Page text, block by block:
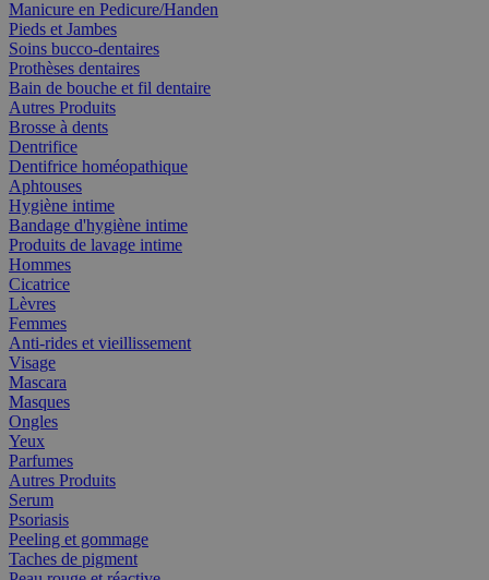
Manicure en Pedicure/Handen
Pieds et Jambes
Soins bucco-dentaires
Prothèses dentaires
Bain de bouche et fil dentaire
Autres Produits
Brosse à dents
Dentrifice
Dentifrice homéopathique
Aphtouses
Hygiène intime
Bandage d'hygiène intime
Produits de lavage intime
Hommes
Cicatrice
Lèvres
Femmes
Anti-rides et vieillissement
Visage
Mascara
Masques
Ongles
Yeux
Parfumes
Autres Produits
Serum
Psoriasis
Peeling et gommage
Taches de pigment